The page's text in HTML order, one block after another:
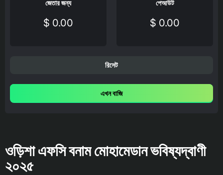
জেতার জন্য
$ 0.00
পেআউট
$ 0.00
রিসেট
এখন বাজি
ওড়িশা এফসি বনাম মোহামেডান ভবিষ্যদ্বাণী
২০২৫